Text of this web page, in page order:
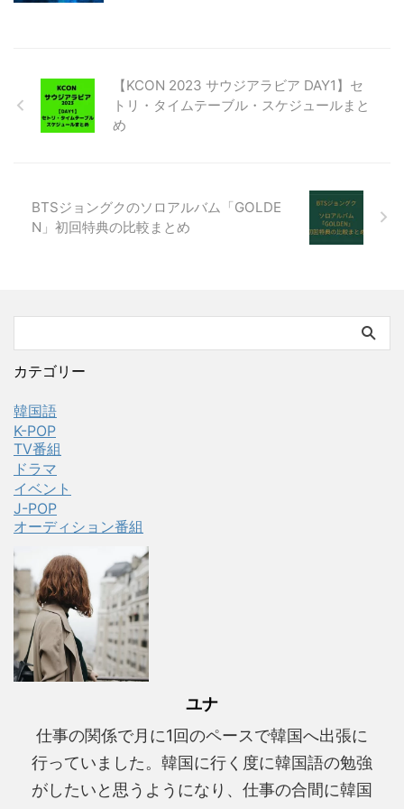
【KCON 2023 サウジアラビア DAY1】セ
トリ・タイムテーブル・スケジュールまと
め
BTSジョングクのソロアルバム「GOLDE
N」初回特典の比較まとめ
カテゴリー
韓国語
K-POP
TV番組
ドラマ
イベント
J-POP
オーディション番組
ユナ
仕事の関係で月に1回のペースで韓国へ出張に
行っていました。韓国に行く度に韓国語の勉強
がしたいと思うようになり、仕事の合間に韓国